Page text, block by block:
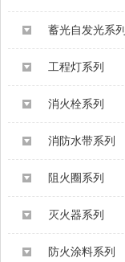
蓄光自发光系列
工程灯系列
消火栓系列
消防水带系列
阻火圈系列
灭火器系列
防火涂料系列